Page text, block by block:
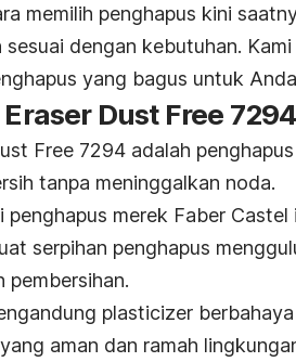
memilih penghapus kini
dengan kebutuhan.
yang bagus untuk
Dust Free 7294
Free 7294 adalah
tanpa meninggalkan noda.
penghapus merek Faber Castel
serpihan penghapus
pembersihan.
plasticizer
aman dan ramah